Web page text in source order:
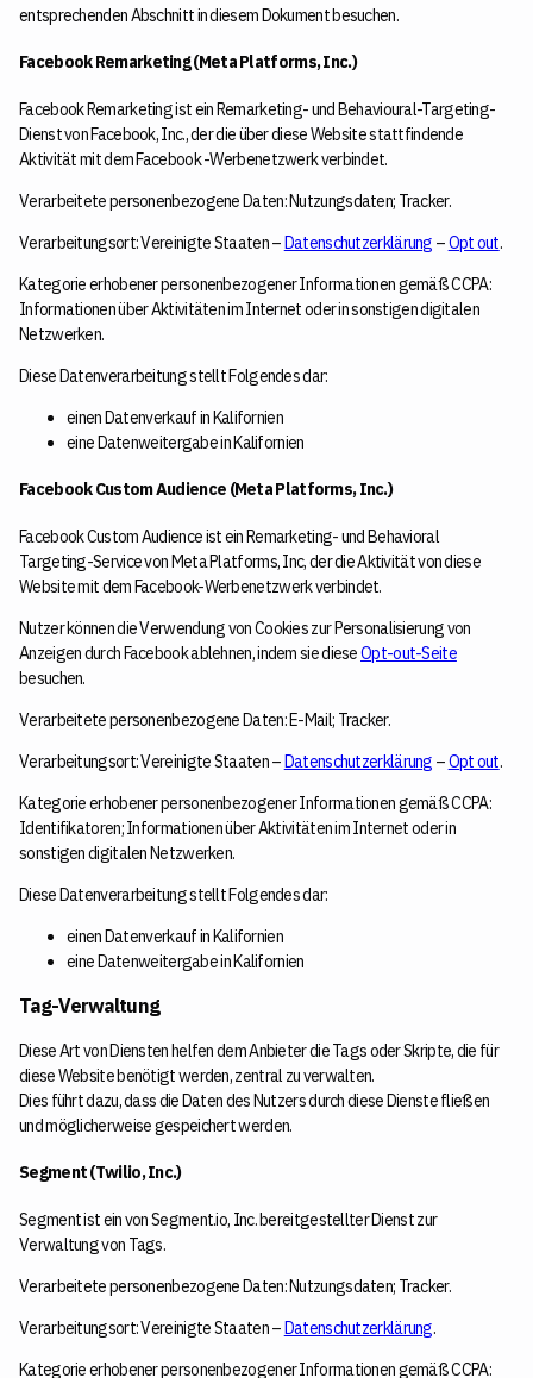
entsprechenden Abschnitt in diesem Dokument besuchen.
Facebook Remarketing (Meta Platforms, Inc.)
Facebook Remarketing ist ein Remarketing- und Behavioural-Targeting-
Dienst von Facebook, Inc., der die über diese Website stattfindende
Aktivität mit dem Facebook -Werbenetzwerk verbindet.
Verarbeitete personenbezogene Daten: Nutzungsdaten; Tracker.
Verarbeitungsort: Vereinigte Staaten –Datenschutzerklärung –Opt out.
Kategorie erhobener personenbezogener Informationen gemäß CCPA:
Informationen über Aktivitäten im Internet oder in sonstigen digitalen
Netzwerken.
Diese Datenverarbeitung stellt Folgendes dar:
einen Datenverkauf in Kalifornien
eine Datenweitergabe in Kalifornien
Facebook Custom Audience (Meta Platforms, Inc.)
Facebook Custom Audience ist ein Remarketing- und Behavioral
Targeting-Service von Meta Platforms, Inc, der die Aktivität von diese
Website mit dem Facebook-Werbenetzwerk verbindet.
Nutzer können die Verwendung von Cookies zur Personalisierung von
Anzeigen durch Facebook ablehnen, indem sie dieseOpt-out-Seite
besuchen.
Verarbeitete personenbezogene Daten: E-Mail; Tracker.
Verarbeitungsort: Vereinigte Staaten –Datenschutzerklärung –Opt out.
Kategorie erhobener personenbezogener Informationen gemäß CCPA:
Identifikatoren; Informationen über Aktivitäten im Internet oder in
sonstigen digitalen Netzwerken.
Diese Datenverarbeitung stellt Folgendes dar:
einen Datenverkauf in Kalifornien
eine Datenweitergabe in Kalifornien
Tag-Verwaltung
Diese Art von Diensten helfen dem Anbieter die Tags oder Skripte, die für
diese Website benötigt werden, zentral zu verwalten.
Dies führt dazu, dass die Daten des Nutzers durch diese Dienste fließen
und möglicherweise gespeichert werden.
Segment (Twilio, Inc.)
Segment ist ein von Segment.io, Inc. bereitgestellter Dienst zur
Verwaltung von Tags.
Verarbeitete personenbezogene Daten: Nutzungsdaten; Tracker.
Verarbeitungsort: Vereinigte Staaten –Datenschutzerklärung.
Kategorie erhobener personenbezogener Informationen gemäß CCPA: